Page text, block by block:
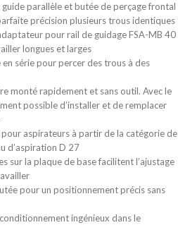
guide parallèle et butée de perçage frontal
précision plusieurs trous identiques
pour rail de guidage FSA-MB 40
longues et larges
série pour percer des trous à des
monté rapidement et sans outil. Avec le
possible d’installer et de remplacer
aspirateurs à partir de la catégorie de
d’aspiration D 27
sur la plaque de base facilitent l’ajustage
pour un positionnement précis sans
ingénieux dans le